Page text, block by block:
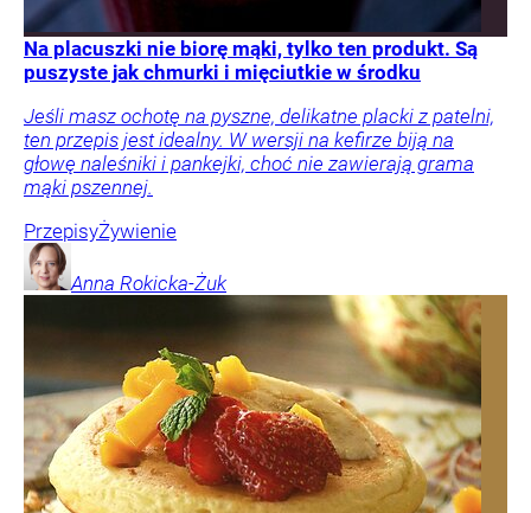
Na placuszki nie biorę mąki, tylko ten produkt. Są
puszyste jak chmurki i mięciutkie w środku
Jeśli masz ochotę na pyszne, delikatne placki z patelni,
ten przepis jest idealny. W wersji na kefirze biją na
głowę naleśniki i pankejki, choć nie zawierają grama
mąki pszennej.
PrzepisyŻywienie
Anna Rokicka-Żuk